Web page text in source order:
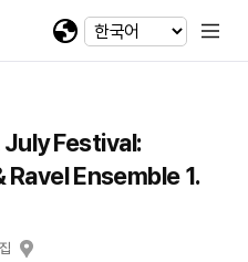
July Festival:
Ravel Ensemble 1.
로그인
그인
선택
선택
발급수량
선택